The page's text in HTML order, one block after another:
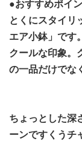
●おすすめポイ
とくにスタイリ
エア小鉢」です
クールな印象。
の一品だけでな
ちょっとした深
ーンですくうチ